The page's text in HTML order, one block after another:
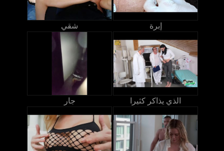
شقي إبرة
جار الذي يذاكر كثيرا